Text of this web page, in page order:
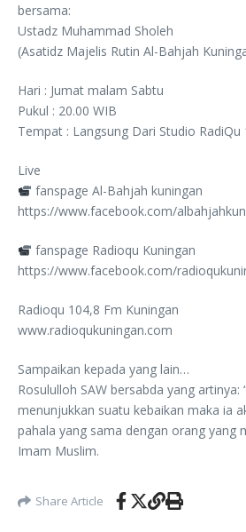
bersama:
Ustadz Muhammad Sholeh
(Asatidz Majelis Rutin Al-Bahjah
Hari : Jumat malam Sabtu
Pukul : 20.00 WIB
Tempat : Langsung Dari Studio RadiQu
Live
fanspage Al-Bahjah kuningan
https://www.facebook.com/
fanspage Radioqu Kuningan
https://www.facebook.com/
Radioqu 104,8 Fm Kuningan
www.radioqukuningan.com
Sampaikan kepada yang lain…
Rosululloh SAW bersabda yang artinya:
menunjukkan suatu kebaikan maka ia
pahala yang sama dengan orang yang
Imam Muslim.
Share Article